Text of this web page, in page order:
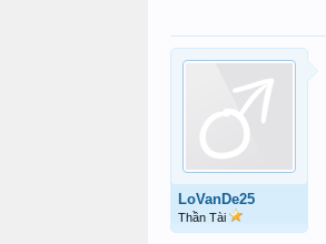
LoVanDe25
Thần Tài